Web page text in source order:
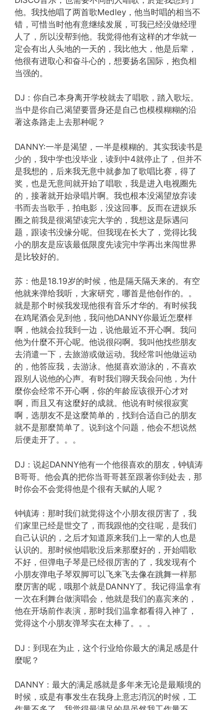
他。我找他唱了两首歌Medley，他当时唱的相当不
错，可惜当时他有意继续发展，可我已经没做经理
人了，所以没帮到他。我觉得他有这样的才华就一
定会有出人头地的一天的，我比他大，他是后辈，
他很有进取心和奋斗心的，想要扬名国际，抱负相
当强的。
DJ：你自己本身离开学校就去了唱歌，踏入歌坛。
当中是你自己渴望要晋身还是自己也模模糊糊的沿
著这条路走上去那种呢？
DANNY:一半是渴望，一半是模糊的。其实我读书是
少的，我中学也没毕业，读到中4就停止了，但并不
是我想的，后来我无意中就参加了歌唱比赛，得了
奖，也是无意间就开始了唱歌，我是进入电视圈先
的，接著就开始录唱片啊。我也根本没渴望放弃读
书而去当歌手，拍电影，没这回事。反而在进娱乐
圈之前我是很渴望读完大学的，我想这是际遇问
题，跟读书没缘分呢。但我现在长大了，觉得比我
小的朋友是应该最低限度先读完中学再出来闯世界
是比较好的。
苏：他是18.19岁的时候，他是隔天隔天来的。有空
他就来弹给我听，大家研究，哪首是他创作的。。
就是那个时候我发现他很有音乐才华的。有时候我
在鸡尾酒会见到他，我问他DANNY你最近怎麼样
啊，他就会拉我到一边，说他最近不开心啊。我问
他为什麼不开心呢。他说很闷啊。我叫他找些朋友
去消遣一下，去旅游或做运动。我经常叫他做运动
的，他答应我，去游泳。他挺喜欢游泳的，不喜欢
跟别人说他的心声。有时我们聊天我会问他，为什
麼你会经常不开心啊，你的年龄应该很开心才对
啊，而且又有这麼好的成就。他说有时候很寂寞
啊，选朋友不是这麼简单的，找到合适自己的朋友
就不是那麼简单了。说到这个问题，他会不想说然
后便走开了。。。
DJ：说起DANNY他有一个他很喜欢的朋友，钟镇涛
B哥哥。他会真的把你当哥哥甚至跟著你到处去，那
时你会不会觉得他是个很有天赋的人呢？
钟镇涛：那时我们就觉得这个小朋友很厉害了，我
们家里已经是世交了，而我跟他的交往呢，是我们
自己认识的，之后才知道原来我们上一辈的人也是
认识的。那时候他唱歌没后来那麼好的，开始唱歌
不好，但弹电子琴是已经很厉害的了，我发现有个
小朋友弹电子琴双脚可以飞来飞去像在跳舞一样那
麼厉害的呢，哦那个就是DANNY了。我记得温拿有
一次在利舞台做演唱会，他就是我们的嘉宾来的，
他在开场前作表演，那时我们温拿都看得入神了，
觉得这个小朋友弹琴实在太棒了。。。
DJ：到现在为止，这个行业给你最大的满足感是什
麼呢？
DANNY：最大的满足感就是多年来无论是最顺境的
时候，或是有事发生在我身上意志消沉的时候，工